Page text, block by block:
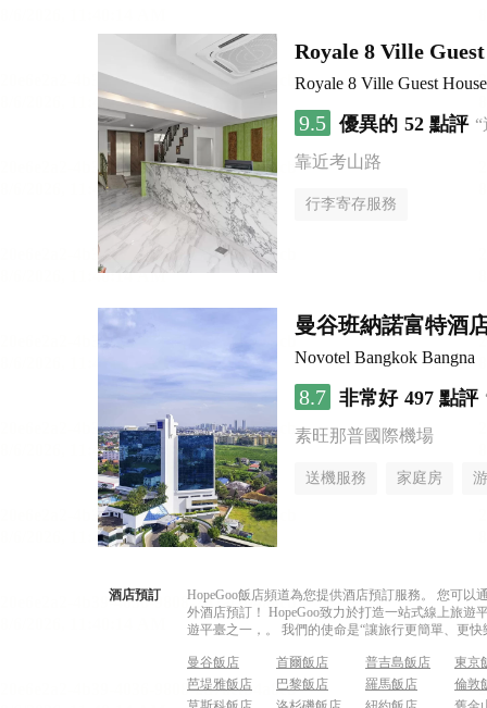
Royale 8 Ville
Royale 8 Ville Guest House
9.5 優異的 52 點評
靠近考山路
行李寄存服務
曼谷班納諾富特酒
Novotel Bangkok Bangna
8.7 非常好 497 點評
素旺那普國際機場
送機服務 家庭房
酒店預訂
HopeGoo飯店頻道為您提供酒店預訂服務。 您可
外酒店預訂！ HopeGoo致力於打造一站式線上旅
遊平臺之一，。 我們的使命是“讓旅行更簡單、更
曼谷飯店 首爾飯店 普吉島飯店
東京
芭堤雅飯店
巴黎飯店 羅馬飯店
倫敦